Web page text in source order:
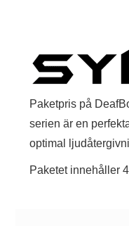
Paketpris på
serien är en
optimal
Paketet innehåller